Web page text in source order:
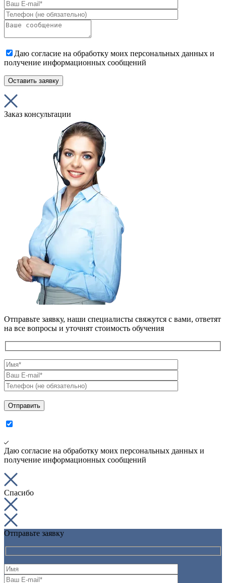
Даю согласие на обработку моих персональных данных и
получение информационных сообщений
Заказ консультации
Отправьте заявку, наши специалисты свяжутся с вами, ответят
на все вопросы и уточнят стоимость обучения
Даю согласие на обработку моих персональных данных и
получение информационных сообщений
Спасибо
Отправьте заявку